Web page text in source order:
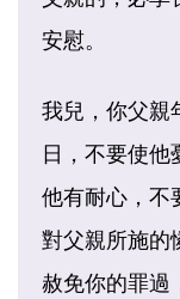
安慰。
我兒，你父親
日，不要使
他有耐心，不
對父親所施的
赦免你的罪過